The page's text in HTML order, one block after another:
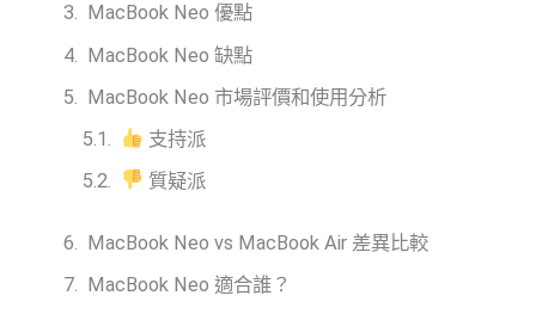
MacBook Neo 優點
MacBook Neo 缺點
MacBook Neo 市場評價和使用分析
支持派
質疑派
MacBook Neo vs MacBook Air 差異比較
MacBook Neo 適合誰？